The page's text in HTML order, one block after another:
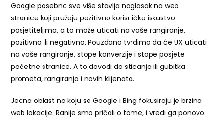
Google posebno sve više stavlja naglasak na web
stranice koji pružaju pozitivno korisničko iskustvo
posjetiteljima, a to može uticati na vaše rangiranje,
pozitivno ili negativno. Pouzdano tvrdimo da će UX uticati
na vaše rangiranje, stope konverzije i stope posjete
početne stranice. A to dovodi do sticanja ili gubitka
prometa, rangiranja i novih klijenata.
Jedna oblast na koju se Google i Bing fokusiraju je brzina
web lokacije. Ranije smo pričali o tome, i vredi ga ponovo